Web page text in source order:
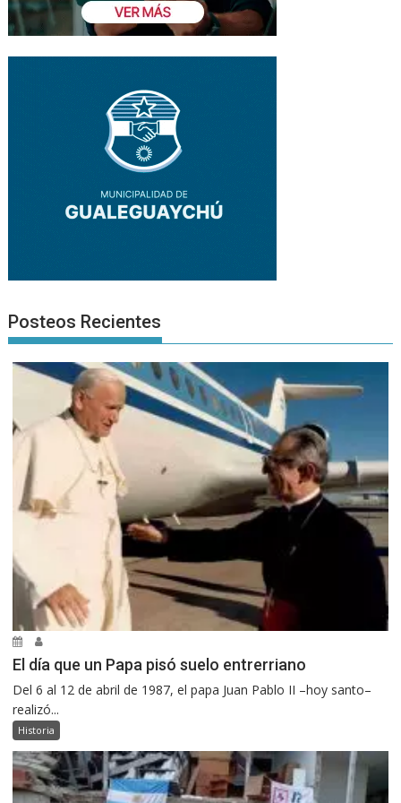
Posteos Recientes
El día que un Papa pisó suelo entrerriano
Del 6 al 12 de abril de 1987, el papa Juan Pablo II –hoy santo–
realizó...
Historia